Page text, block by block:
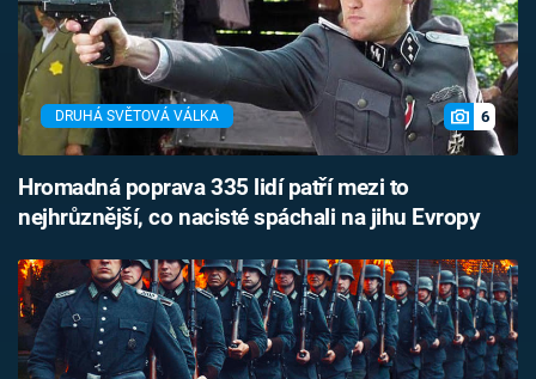
DRUHÁ SVĚTOVÁ VÁLKA 6
Hromadná poprava 335 lidí patří mezi to
nejhrůznější, co nacisté spáchali na jihu Evropy